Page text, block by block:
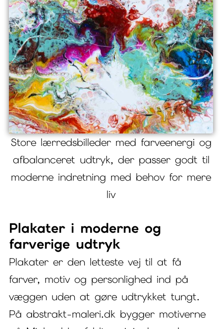
Store lærredsbilleder med farveenergi og
afbalanceret udtryk, der passer godt til
moderne indretning med behov for mere
liv
Plakater i moderne og
farverige udtryk
Plakater er den letteste vej til at få
farver, motiv og personlighed ind på
væggen uden at gøre udtrykket tungt.
På abstrakt-maleri.dk bygger motiverne